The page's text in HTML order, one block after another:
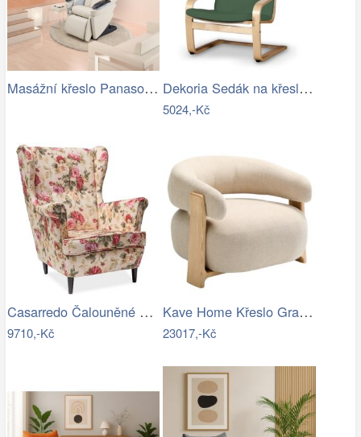
Masážní křeslo Panasonic EP-MA70 Dekoria Sedák na křeslo IKEA Poäng II,…
5024,-Kč
Casarredo Čalouněné křeslo LORD WM82…
9710,-Kč
Kave Home Křeslo Granite
23017,-Kč